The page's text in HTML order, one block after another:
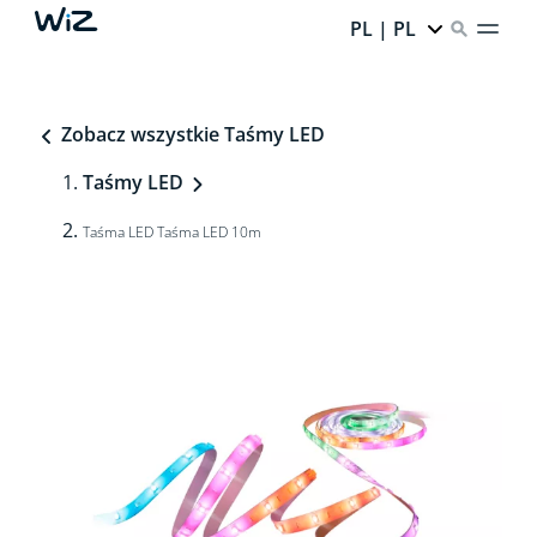
PL | PL
Zobacz wszystkie Taśmy LED
Taśmy LED
Taśma LED Taśma LED 10m